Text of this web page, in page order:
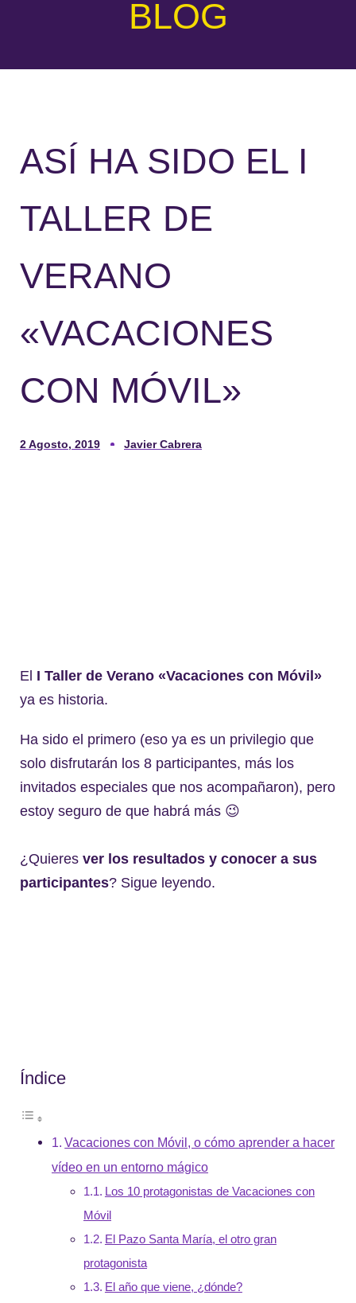
BLOG
ASÍ HA SIDO EL I
TALLER DE
VERANO
«VACACIONES
CON MÓVIL»
2 Agosto, 2019 Javier Cabrera
El I Taller de Verano «Vacaciones con Móvil»
ya es historia.
Ha sido el primero (eso ya es un privilegio que
solo disfrutarán los 8 participantes, más los
invitados especiales que nos acompañaron), pero
estoy seguro de que habrá más 😉
¿Quieres ver los resultados y conocer a sus
participantes? Sigue leyendo.
Índice
Vacaciones con Móvil, o cómo aprender a hacer
vídeo en un entorno mágico
Los 10 protagonistas de Vacaciones con
Móvil
El Pazo Santa María, el otro gran
protagonista
El año que viene, ¿dónde?